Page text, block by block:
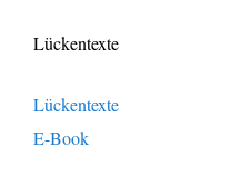
Lückentexte
Lückentexte
E-Book